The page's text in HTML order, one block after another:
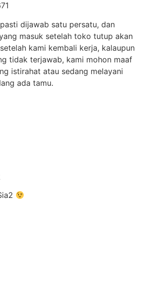
dijawab satu persatu, dan
masuk setelah toko tutup akan
kami kembali kerja, kalaupun
tidak terjawab, kami mohon maaf
istirahat atau sedang melayani
ada tamu.